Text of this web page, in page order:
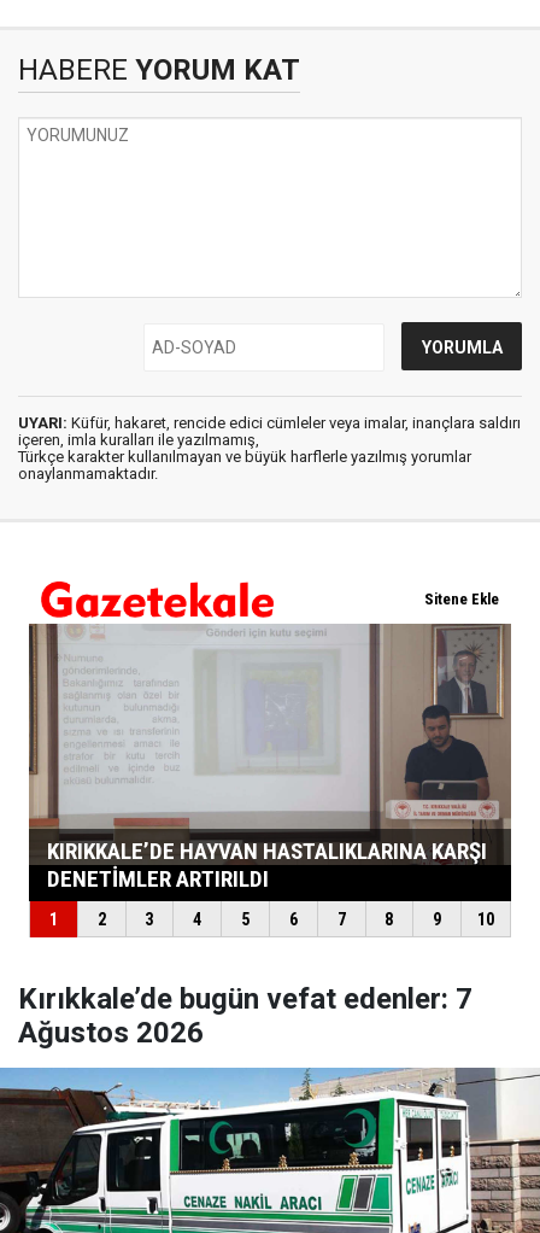
HABERE YORUM KAT
UYARI: Küfür, hakaret, rencide edici cümleler veya imalar, inançlara saldırı
içeren, imla kuralları ile yazılmamış,
Türkçe karakter kullanılmayan ve büyük harflerle yazılmış yorumlar
onaylanmamaktadır.
Kırıkkale’de bugün vefat edenler: 7
Ağustos 2026